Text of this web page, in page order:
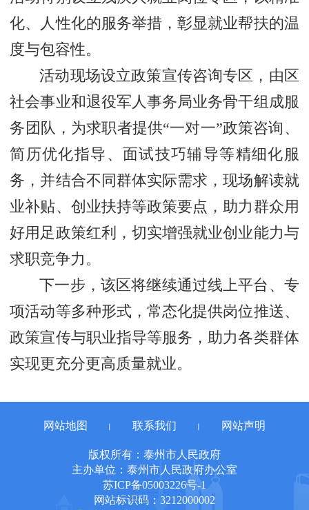
化、人性化的服务举措，彰显就业帮扶的温
度与包容性。
活动现场设立政策宣传咨询专区，由区
社会事业和退役军人事务局业务骨干组成服
务团队，为求职者提供“一对一”政策咨询、
简历优化指导、面试技巧辅导等精细化服
务，并结合不同群体实际需求，现场解读就
业补贴、创业扶持等政策要点，助力群众用
好用足政策红利，切实增强就业创业能力与
求职竞争力。
下一步，该区将继续通过线上平台、专
项活动等多种形式，常态化提供岗位推送、
政策宣传与职业指导等服务，助力各类群体
实现更充分更高质量就业。
网站地图 联系我们 网站声明
版权所有：泰州市人民政府
主办单位：泰州市人民政府办公室
苏ICP备05003226号-1
网站标识码：3212000002